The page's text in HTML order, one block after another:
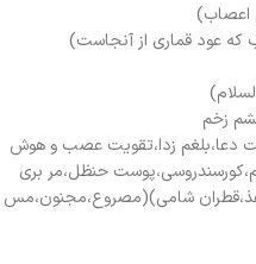
اعصاب)
كه عود قمارى‏ از آنجاست‏)
زخم
دعا،بلغم زدا،تقویت عصب و هوش
حنظل،مر بری
شامی)(مصروع،مجنون،مس